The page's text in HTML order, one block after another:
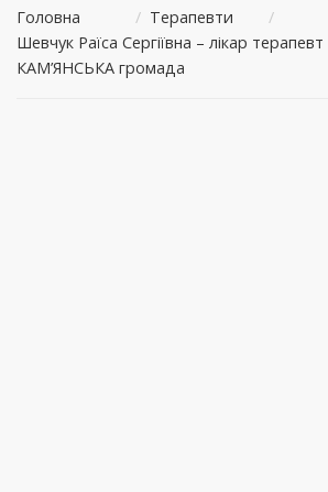
Головна / Терапевти
/
Шевчук Раїса Сергіївна – лікар
КАМ’ЯНСЬКА громада